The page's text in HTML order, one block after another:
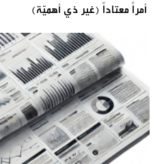
أمراً معتاداً (غير ذي أهميّة)